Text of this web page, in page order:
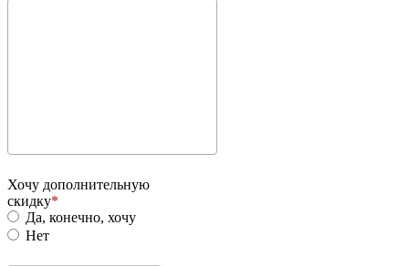
Хочу дополнительную
скидку
Да, конечно, хочу
Нет